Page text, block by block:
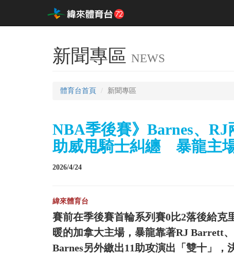
新聞專區 NEWS
體育台首頁 新聞專區
NBA季後賽》Barnes、
助威甩騎士糾纏 暴龍主
2026/4/24
緯來體育台
賽前在季後賽首輪系列賽0比2落後給克
暖的加拿大主場，暴龍靠著RJ Barrett
Barnes另外繳出11助攻演出「雙十」